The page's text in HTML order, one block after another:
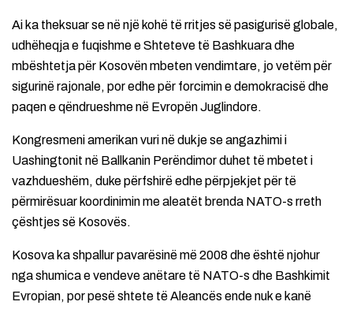
Ai ka theksuar se në një kohë të rritjes së pasigurisë globale,
udhëheqja e fuqishme e Shteteve të Bashkuara dhe
mbështetja për Kosovën mbeten vendimtare, jo vetëm për
sigurinë rajonale, por edhe për forcimin e demokracisë dhe
paqen e qëndrueshme në Evropën Juglindore.
Kongresmeni amerikan vuri në dukje se angazhimi i
Uashingtonit në Ballkanin Perëndimor duhet të mbetet i
vazhdueshëm, duke përfshirë edhe përpjekjet për të
përmirësuar koordinimin me aleatët brenda NATO-s rreth
çështjes së Kosovës.
Kosova ka shpallur pavarësinë më 2008 dhe është njohur
nga shumica e vendeve anëtare të NATO-s dhe Bashkimit
Evropian, por pesë shtete të Aleancës ende nuk e kanë